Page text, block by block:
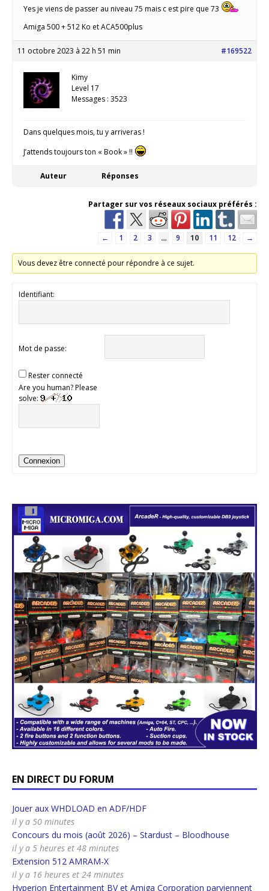
Yes je viens de passer au niveau 75 mais c est pire que 73
Amiga 500 + 512 Ko et ACA500plus
11 octobre 2023 à 22 h 51 min #169522
Kimy
Level 17
Messages : 3523
Dans quelques mois, tu y arriveras !
J’attends toujours ton « Book » !!
Auteur Réponses
Partager sur vos réseaux sociaux préférés :
← 1 2 3 … 9 10 11 12 →
Vous devez être connecté pour répondre à ce sujet.
Identifiant:
Mot de passe:
Rester connecté
Are you human? Please
solve:
Connexion
EN DIRECT DU FORUM
Jouer aux WHDLOAD en ADF/HDF
il y a 50 minutes
Concours du mois (août 2026) – Stardust – Bloodhouse
il y a 5 heures et 48 minutes
Extension 512 AMRAM-X
il y a 16 heures et 24 minutes
Hyperion Entertainment BV et Amiga Corporation parviennent